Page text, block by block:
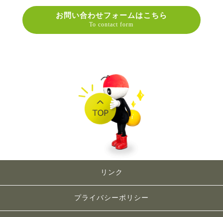
お問い合わせフォームはこちら
To contact form
リンク
プライバシーポリシー